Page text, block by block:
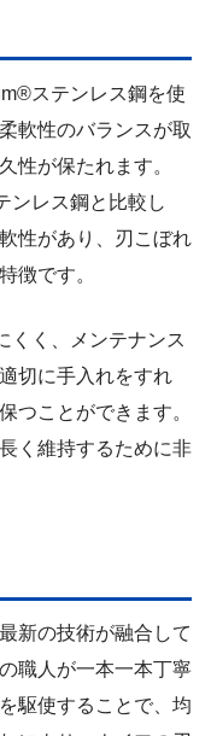
ステンレス鋼を使
軟性のバランスが取
性が保たれます。
ンレス鋼と比較し
性があり、刃こぼれ
徴です。
くく、メンテナンス
切に手入れをすれ
つことができます。
く維持するために非
新の技術が融合して
職人が一本一本丁寧
駆使することで、均